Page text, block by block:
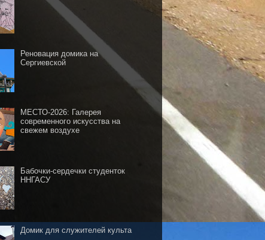
Реновация домика на
Сергиевской
МЕСТО-2026: Галерея
современного искусства на
свежем воздухе
Бабочки-сердечки студенток
ННГАСУ
Домик для служителей культа